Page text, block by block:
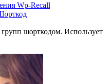
Wp-Recall
шорткодом. Использует